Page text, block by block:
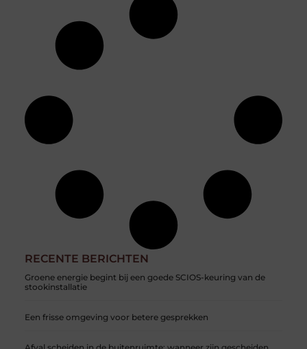
RECENTE BERICHTEN
Groene energie begint bij een goede SCIOS-keuring van de
stookinstallatie
Een frisse omgeving voor betere gesprekken